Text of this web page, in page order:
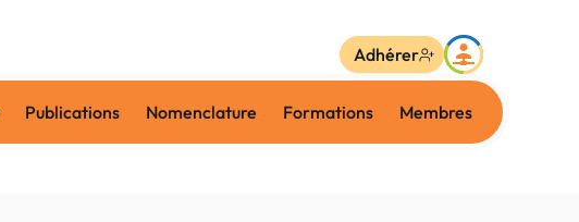
Publications Nomenclature Formations Membres
Adhérer